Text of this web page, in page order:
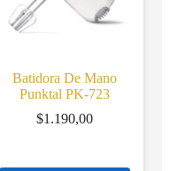
Batidora De Mano
Punktal PK-723
$1.190,00